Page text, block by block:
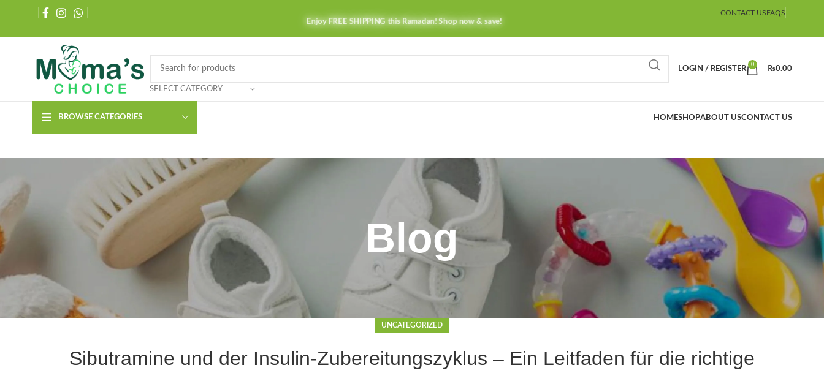
Enjoy FREE SHIPPING this Ramadan! Shop now & save!
CONTACT USFAQS
SELECT CATEGORY
LOGIN / REGISTER
0
₨0.00
BROWSE CATEGORIES HOMESHOPABOUT USCONTACT US
Blog
UNCATEGORIZED
Sibutramine und der Insulin-Zubereitungszyklus – Ein Leitfaden für die richtige